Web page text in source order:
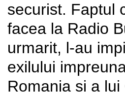
securist. Faptul
facea la Radio
urmarit, l-au
exilului
Romania si a